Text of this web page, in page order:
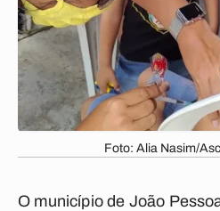
Foto: Alia Nasim/
O município de João